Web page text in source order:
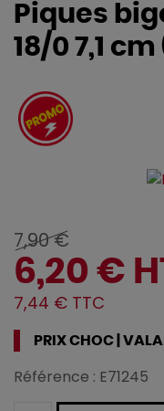
Piques
18/0 7,1
7,90 €
6,20 €
7,44 € TTC
PRIX CHOC |
Référence : E71245